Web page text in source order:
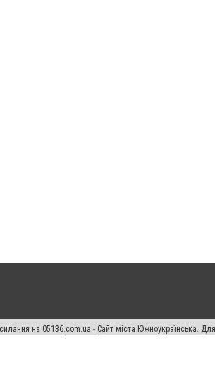
на 05136.com.ua - Сайт міста Южноукраїнська.
прав переслідується Законом.